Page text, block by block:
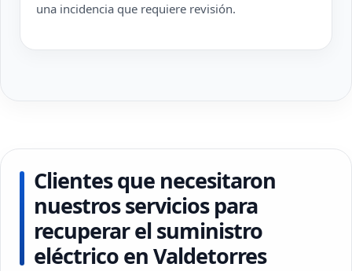
una incidencia que requiere revisión.
Clientes que necesitaron
nuestros servicios para
recuperar el suministro
eléctrico en Valdetorres